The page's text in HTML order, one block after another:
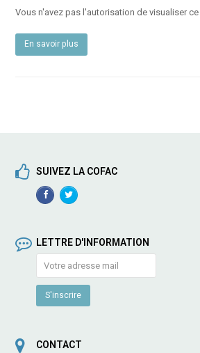
Vous n'avez pas l'autorisation de visualiser
En savoir plus
SUIVEZ LA COFAC
FacebookTwitterProfile
LETTRE D'INFORMATION
CONTACT